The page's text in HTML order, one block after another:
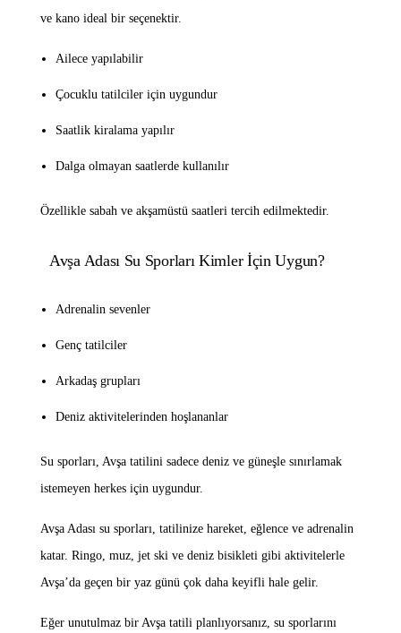
ve kano ideal bir seçenektir.
Ailece yapılabilir
Çocuklu tatilciler için uygundur
Saatlik kiralama yapılır
Dalga olmayan saatlerde kullanılır
Özellikle sabah ve akşamüstü saatleri tercih edilmektedir.
Avşa Adası Su Sporları Kimler İçin Uygun?
Adrenalin sevenler
Genç tatilciler
Arkadaş grupları
Deniz aktivitelerinden hoşlananlar
Su sporları, Avşa tatilini sadece deniz ve güneşle sınırlamak
istemeyen herkes için uygundur.
Avşa Adası su sporları, tatilinize hareket, eğlence ve adrenalin
katar. Ringo, muz, jet ski ve deniz bisikleti gibi aktivitelerle
Avşa’da geçen bir yaz günü çok daha keyifli hale gelir.
Eğer unutulmaz bir Avşa tatili planlıyorsanız, su sporlarını